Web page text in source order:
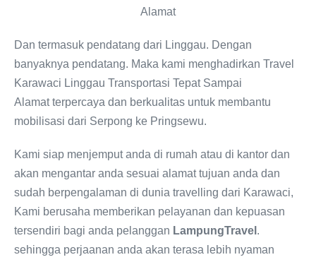
Dan termasuk pendatang dari Linggau. Dengan
banyaknya pendatang. Maka kami menghadirkan Travel
Karawaci Linggau Transportasi Tepat Sampai
Alamat terpercaya dan berkualitas untuk membantu
mobilisasi dari Serpong ke Pringsewu.
Kami siap menjemput anda di rumah atau di kantor dan
akan mengantar anda sesuai alamat tujuan anda dan
sudah berpengalaman di dunia travelling dari Karawaci,
Kami berusaha memberikan pelayanan dan kepuasan
tersendiri bagi anda pelanggan LampungTravel .
sehingga perjaanan anda akan terasa lebih nyaman